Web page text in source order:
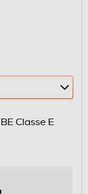
Classe E